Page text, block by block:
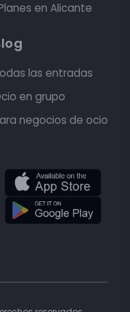
en Alicante
las entradas
en grupo
negocios de ocio